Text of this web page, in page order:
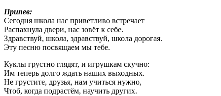
Припев:
Сегодня школа нас приветливо встречает
Распахнула двери, нас зовёт к себе.
Здравствуй, школа, здравствуй, школа дорогая.
Эту песню посвящаем мы тебе.
Куклы грустно глядят, и игрушкам скучно:
Им теперь долго ждать наших выходных.
Не грустите, друзья, нам учиться нужно,
Чтоб, когда подрастём, научить других.